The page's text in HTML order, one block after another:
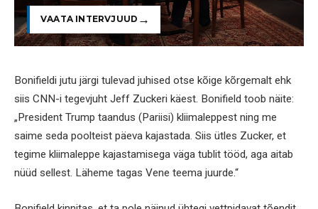
VAATA INTERVJUUD
Bonifieldi jutu järgi tulevad juhised otse kõige kõrgemalt ehk
siis CNN-i tegevjuht Jeff Zuckeri käest. Bonifield toob näite:
„President Trump taandus (Pariisi) kliimaleppest ning me
saime seda poolteist päeva kajastada. Siis ütles Zucker, et
tegime kliimaleppe kajastamisega väga tublit tööd, aga aitab
nüüd sellest. Läheme tagas Vene teema juurde.“